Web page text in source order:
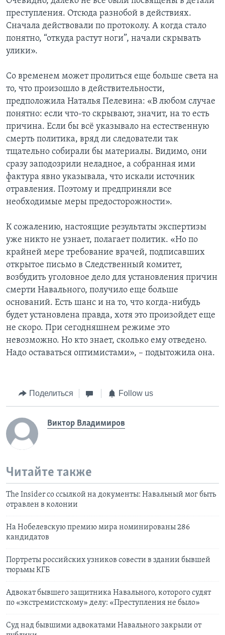
преступления. Отсюда разнобой в действиях.
Сначала действовали по протоколу. А когда стало
понятно, “откуда растут ноги”, начали скрывать
улики».
Со временем может пролиться еще больше света на
то, что произошло в действительности,
предположила Наталья Пелевина: «В любом случае
понятно: если что-то скрывают, значит, на то есть
причина. Если бы всё указывало на естественную
смерть политика, вряд ли следователи так
тщательно собирали бы материалы. Видимо, они
сразу заподозрили неладное, а собранная ими
фактура явно указывала, что искали источник
отравления. Поэтому и предприняли все
необходимые меры предосторожности».
К сожалению, настоящие результаты экспертизы
уже никто не узнает, полагает политик. «Но по
крайней мере требование врачей, подписавших
открытое письмо в Следственный комитет,
возбудить уголовное дело для установления причин
смерти Навального, получило еще больше
оснований. Есть шанс и на то, что когда-нибудь
будет установлена правда, хотя это произойдет еще
не скоро. При сегодняшнем режиме это
невозможно. Но кто знает, сколько ему отведено.
Надо оставаться оптимистами», – подытожила она.
Поделиться Follow us
Виктор Владимиров
Читайте также
The Insider со ссылкой на документы: Навальный мог быть
отравлен в колонии
На Нобелевскую премию мира номинированы 286
кандидатов
Портреты российских узников совести в здании бывшей
тюрьмы КГБ
Адвокат бывшего защитника Навального, которого судят
по «экстремистскому» делу: «‎Преступления не было»
Суд над бывшими адвокатами Навального закрыли от